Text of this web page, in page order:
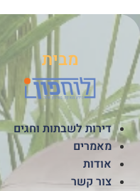
לתוכן
מבית
דירות לשבתות וחגים
מאמרים
אודות
צור קשר